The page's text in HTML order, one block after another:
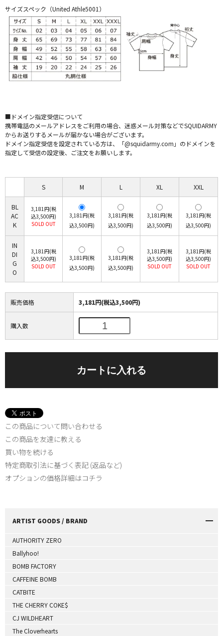
サイズスペック（United Athle5001）
■ドメイン指定受信について
携帯電話のメールアドレスをご利用の場合、迷惑メール対策などでSQUIDARMY
からお送りするメールが届かない場合がございます。
ドメイン指定受信を設定されている方は、「@squidarmy.com」のドメインを
指定して受信の設定後、ご注文をお願いします。
S M L XL XXL
BL
AC
K
3,181円(税
込3,500円)
SOLD OUT
3,181円(税
込3,500円)
3,181円(税
込3,500円)
3,181円(税
込3,500円)
3,181円(税
込3,500円)
IN
DI
G
O
3,181円(税
込3,500円)
SOLD OUT
3,181円(税
込3,500円)
3,181円(税
込3,500円)
3,181円(税
込3,500円)
SOLD OUT
3,181円(税
込3,500円)
SOLD OUT
販売価格 3,181円(税込3,500円)
購入数
この商品について問い合わせる
この商品を友達に教える
買い物を続ける
特定商取引法に基づく表記 (返品など)
オプションの価格詳細はコチラ
ARTIST GOODS / BRAND
AUTHORITY ZERO
Ballyhoo!
BOMB FACTORY
CAFFEINE BOMB
CATBITE
THE CHERRY COKE$
CJ WILDHEART
The Cloverhearts